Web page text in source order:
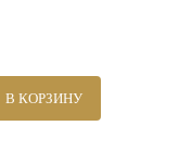
В КОРЗИНУ